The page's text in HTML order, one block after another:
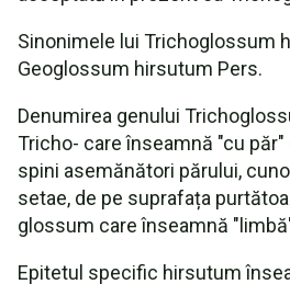
Sinonimele lui Trichoglossum
Geoglossum hirsutum Pers.
Denumirea genului
Tricho- care înseamnă "cu
spini asemănători părului,
setae, de pe suprafața
glossum care înseamnă
Epitetul specific hirsutum